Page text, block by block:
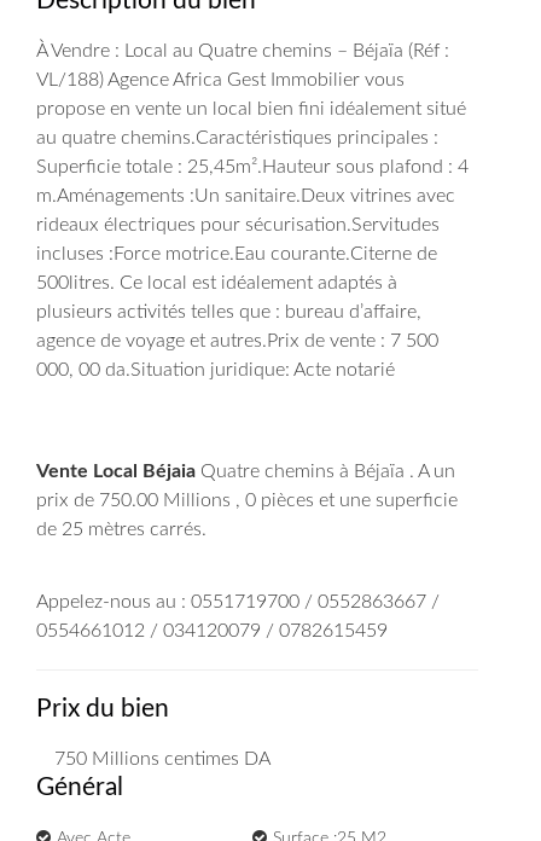
À Vendre : Local au Quatre chemins – Béjaïa (Réf :
VL/188) Agence Africa Gest Immobilier vous
propose en vente un local bien fini idéalement situé
au quatre chemins.Caractéristiques principales :
Superficie totale : 25,45m².Hauteur sous plafond : 4
m.Aménagements :Un sanitaire.Deux vitrines avec
rideaux électriques pour sécurisation.Servitudes
incluses :Force motrice.Eau courante.Citerne de
500litres. Ce local est idéalement adaptés à
plusieurs activités telles que : bureau d’affaire,
agence de voyage et autres.Prix de vente : 7 500
000, 00 da.Situation juridique: Acte notarié
Vente Local Béjaia Quatre chemins à Béjaïa . A un
prix de 750.00 Millions , 0 pièces et une superficie
de 25 mètres carrés.
Appelez-nous au : 0551719700 / 0552863667 /
0554661012 / 034120079 / 0782615459
Prix du bien
750 Millions centimes DA
Général